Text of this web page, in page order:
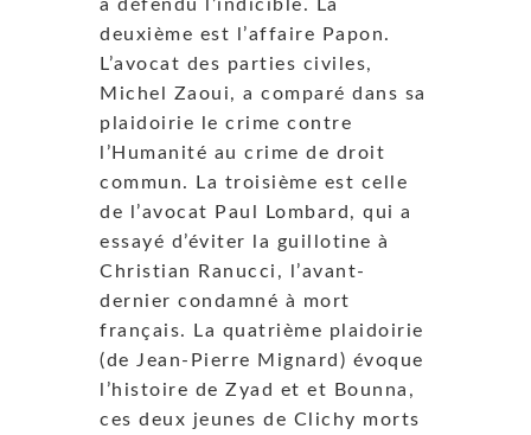
a défendu l’indicible. La
deuxième est l’affaire Papon.
L’avocat des parties civiles,
Michel Zaoui, a comparé dans sa
plaidoirie le crime contre
l’Humanité au crime de droit
commun. La troisième est celle
de l’avocat Paul Lombard, qui a
essayé d’éviter la guillotine à
Christian Ranucci, l’avant-
dernier condamné à mort
français. La quatrième plaidoirie
(de Jean-Pierre Mignard) évoque
l’histoire de Zyad et et Bounna,
ces deux jeunes de Clichy morts